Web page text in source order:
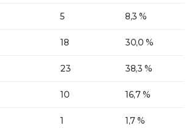
5 8,3 %
18 30,0 %
23 38,3 %
10 16,7 %
1 1,7 %